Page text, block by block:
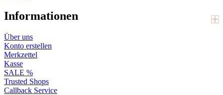
Informationen
Über uns
Konto erstellen
Merkzettel
Kasse
SALE %
Trusted Shops
Callback Service